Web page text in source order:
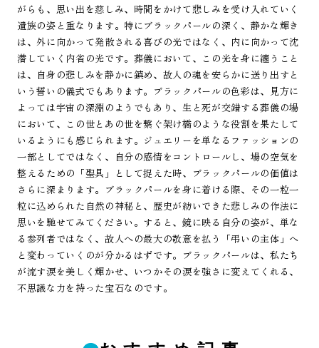
がらも、思い出を慈しみ、時間をかけて悲しみを受け入れていく
遺族の姿と重なります。特にブラックパールの深く、静かな輝き
は、外に向かって発散される喜びの光ではなく、内に向かって沈
潜していく内省の光です。葬儀において、この光を身に纏うこと
は、自身の悲しみを静かに鎮め、故人の魂を安らかに送り出すと
いう誓いの儀式でもあります。ブラックパールの色彩は、見方に
よっては宇宙の深淵のようでもあり、生と死が交錯する葬儀の場
において、この世とあの世を繋ぐ架け橋のような役割を果たして
いるようにも感じられます。ジュエリーを単なるファッションの
一部としてではなく、自分の感情をコントロールし、場の空気を
整えるための「聖具」として捉えた時、ブラックパールの価値は
さらに深まります。ブラックパールを身に着ける際、その一粒一
粒に込められた自然の神秘と、歴史が紡いできた悲しみの作法に
思いを馳せてみてください。すると、鏡に映る自分の姿が、単な
る参列者ではなく、故人への最大の敬意を払う「弔いの主体」へ
と変わっていくのが分かるはずです。ブラックパールは、私たち
が流す涙を美しく輝かせ、いつかその涙を強さに変えてくれる、
不思議な力を持った宝石なのです。